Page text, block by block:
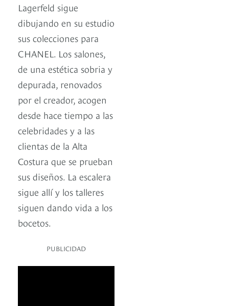
Lagerfeld sigue
dibujando en su estudio
sus colecciones para
CHANEL. Los salones,
de una estética sobria y
depurada, renovados
por el creador, acogen
desde hace tiempo a las
celebridades y a las
clientas de la Alta
Costura que se prueban
sus diseños. La escalera
sigue allí y los talleres
siguen dando vida a los
bocetos.
PUBLICIDAD